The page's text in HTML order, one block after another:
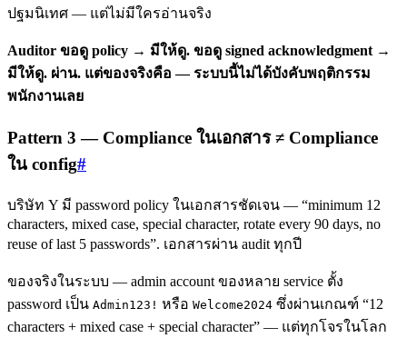
ปฐมนิเทศ — แต่ไม่มีใครอ่านจริง
Auditor ขอดู policy → มีให้ดู. ขอดู signed acknowledgment →
มีให้ดู. ผ่าน. แต่ของจริงคือ — ระบบนี้ไม่ได้บังคับพฤติกรรม
พนักงานเลย
Pattern 3 — Compliance ในเอกสาร ≠ Compliance
ใน config#
บริษัท Y มี password policy ในเอกสารชัดเจน — “minimum 12
characters, mixed case, special character, rotate every 90 days, no
reuse of last 5 passwords”. เอกสารผ่าน audit ทุกปี
ของจริงในระบบ — admin account ของหลาย service ตั้ง
password เป็น Admin123! หรือ Welcome2024 ซึ่งผ่านเกณฑ์ “12
characters + mixed case + special character” — แต่ทุกโจรในโลก